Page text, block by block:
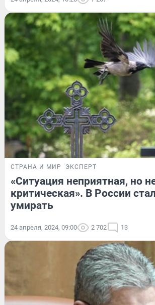
СТРАНА И МИР ЭКСПЕРТ
«Ситуация неприятная, но
критическая». В России
умирать
24 апреля, 2024, 09:00 2 702 13